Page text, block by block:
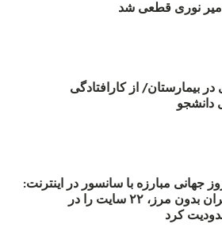
نوری قطعی شد
بیمارستان/ از کارافتادگی
اسفند) روز جهانی مبارزه با سانسور در اینترنت:
#آزادی هم‌آیند گزارشگران‌ بدون مرز، ۲۲ سایت را در
کرد